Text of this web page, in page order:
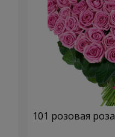
101 розовая роза